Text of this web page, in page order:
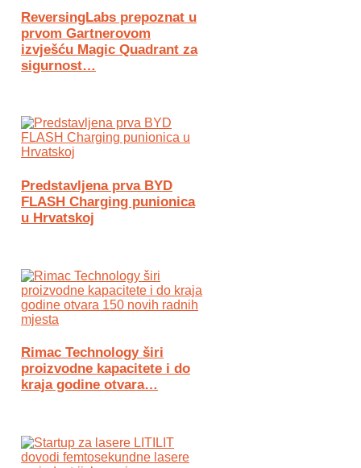
ReversingLabs prepoznat u
prvom Gartnerovom
izvješću Magic Quadrant za
sigurnost…
Predstavljena prva BYD
FLASH Charging punionica
u Hrvatskoj
Rimac Technology širi
proizvodne kapacitete i do
kraja godine otvara…